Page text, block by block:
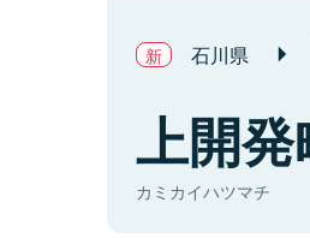
石川県
上開発
カミカイハツマチ